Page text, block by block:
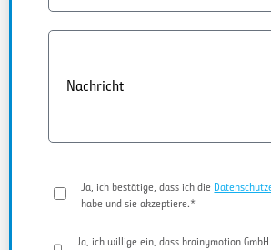
Nachricht
Ja, ich bestätige, dass ich die
habe und sie akzeptiere.*
Ja, ich willige ein, dass brainymotion